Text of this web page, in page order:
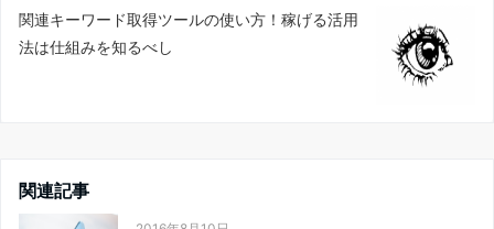
関連キーワード取得ツールの使い方！稼げる活用
法は仕組みを知るべし
関連記事